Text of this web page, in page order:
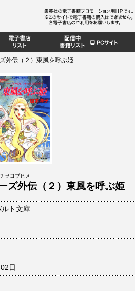
外伝（２）東風を呼ぶ姫
ヲヨブヒメ
ズ外伝（２）東風を呼ぶ姫
ト文庫
日